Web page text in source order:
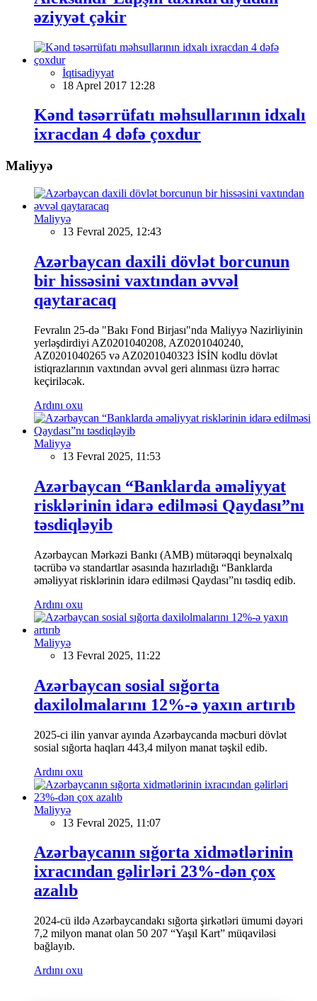
əziyyət çəkir
İqtisadiyyat
18 Aprel 2017 12:28
Kənd təsərrüfatı məhsullarının idxalı
ixracdan 4 dəfə çoxdur
Maliyyə
Maliyyə
13 Fevral 2025, 12:43
Azərbaycan daxili dövlət borcunun
bir hissəsini vaxtından əvvəl
qaytaracaq
Fevralın 25-də "Bakı Fond Birjası"nda Maliyyə Nazirliyinin
yerləşdirdiyi AZ0201040208, AZ0201040240,
AZ0201040265 və AZ0201040323 İSİN kodlu dövlət
istiqrazlarının vaxtından əvvəl geri alınması üzrə hərrac
keçiriləcək.
Ardını oxu
Maliyyə
13 Fevral 2025, 11:53
Azərbaycan “Banklarda əməliyyat
risklərinin idarə edilməsi Qaydası”nı
təsdiqləyib
Azərbaycan Mərkəzi Bankı (AMB) mütərəqqi beynəlxalq
təcrübə və standartlar əsasında hazırladığı “Banklarda
əməliyyat risklərinin idarə edilməsi Qaydası”nı təsdiq edib.
Ardını oxu
Maliyyə
13 Fevral 2025, 11:22
Azərbaycan sosial sığorta
daxilolmalarını 12%-ə yaxın artırıb
2025-ci ilin yanvar ayında Azərbaycanda məcburi dövlət
sosial sığorta haqları 443,4 milyon manat təşkil edib.
Ardını oxu
Maliyyə
13 Fevral 2025, 11:07
Azərbaycanın sığorta xidmətlərinin
ixracından gəlirləri 23%-dən çox
azalıb
2024-cü ildə Azərbaycandakı sığorta şirkətləri ümumi dəyəri
7,2 milyon manat olan 50 207 “Yaşıl Kart” müqaviləsi
bağlayıb.
Ardını oxu